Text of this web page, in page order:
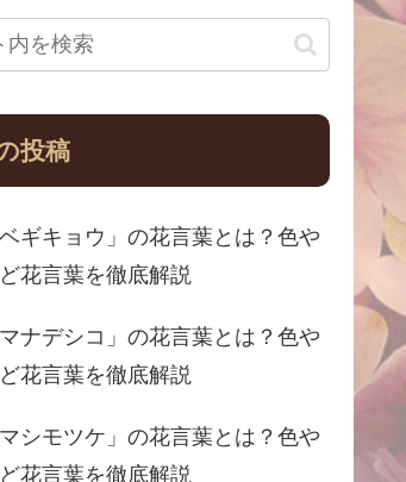
投稿
ベギキョウ」の花言葉とは？色や
花言葉を徹底解説
マナデシコ」の花言葉とは？色や
花言葉を徹底解説
マシモツケ」の花言葉とは？色や
花言葉を徹底解説